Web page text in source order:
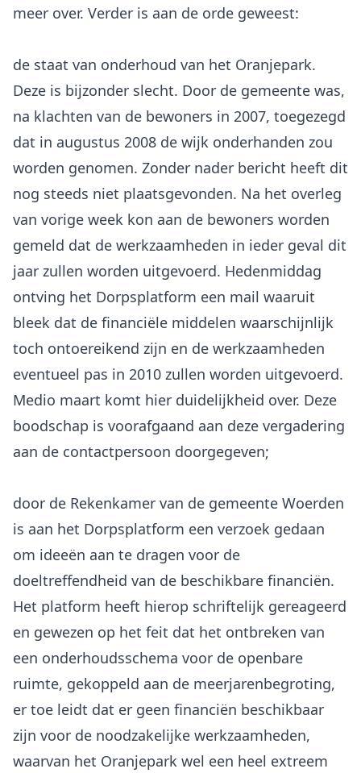
de staat van onderhoud van het Oranjepark.
Deze is bijzonder slecht. Door de gemeente was,
na klachten van de bewoners in 2007, toegezegd
dat in augustus 2008 de wijk onderhanden zou
worden genomen. Zonder nader bericht heeft dit
nog steeds niet plaatsgevonden. Na het overleg
van vorige week kon aan de bewoners worden
gemeld dat de werkzaamheden in ieder geval dit
jaar zullen worden uitgevoerd. Hedenmiddag
ontving het Dorpsplatform een mail waaruit
bleek dat de financiële middelen waarschijnlijk
toch ontoereikend zijn en de werkzaamheden
eventueel pas in 2010 zullen worden uitgevoerd.
Medio maart komt hier duidelijkheid over. Deze
boodschap is voorafgaand aan deze vergadering
aan de contactpersoon doorgegeven;
door de Rekenkamer van de gemeente Woerden
is aan het Dorpsplatform een verzoek gedaan
om ideeën aan te dragen voor de
doeltreffendheid van de beschikbare financiën.
Het platform heeft hierop schriftelijk gereageerd
en gewezen op het feit dat het ontbreken van
een onderhoudsschema voor de openbare
ruimte, gekoppeld aan de meerjarenbegroting,
er toe leidt dat er geen financiën beschikbaar
zijn voor de noodzakelijke werkzaamheden,
waarvan het Oranjepark wel een heel extreem